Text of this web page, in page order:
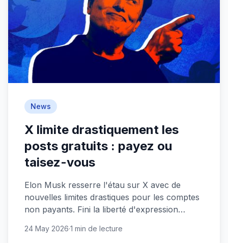
News
X limite drastiquement les
posts gratuits : payez ou
taisez-vous
Elon Musk resserre l'étau sur X avec de
nouvelles limites drastiques pour les comptes
non payants. Fini la liberté d'expression
24 May 2026·1 min de lecture